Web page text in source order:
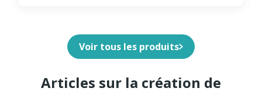
Voir tous les produits
Articles sur la création de